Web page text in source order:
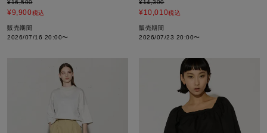
¥16,500
¥9,900税込
販売期間
2026/07/16 20:00〜
¥14,300
¥10,010税込
販売期間
2026/07/23 20:00〜